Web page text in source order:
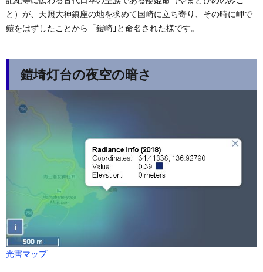
と）が、天照大神鎮座の地を求めて国崎に立ち寄り、その時に岬で
鎧をはずしたことから「鎧崎｣と命名された様です。
鎧埼灯台の夜空の暗さ
光害マップ